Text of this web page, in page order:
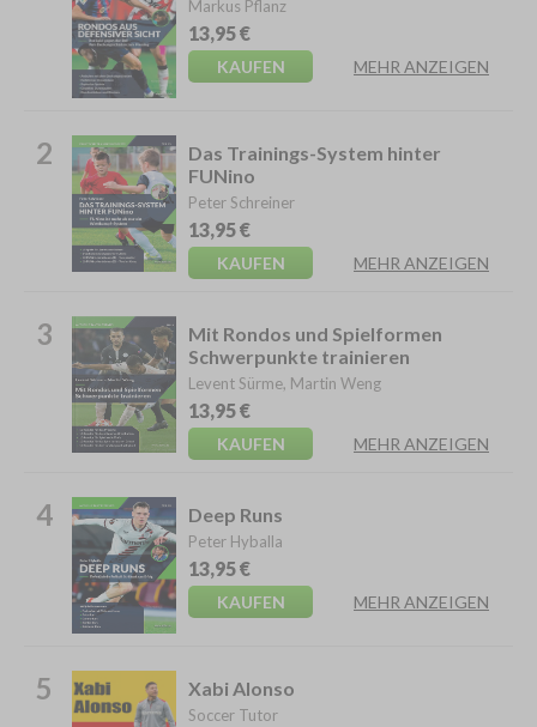
Markus Pflanz
13,95 €
KAUFEN MEHR ANZEIGEN
2
Das Trainings-System hinter
FUNino
Peter Schreiner
13,95 €
KAUFEN MEHR ANZEIGEN
3
Mit Rondos und Spielformen
Schwerpunkte trainieren
Levent Sürme, Martin Weng
13,95 €
KAUFEN MEHR ANZEIGEN
4 Deep Runs
Peter Hyballa
13,95 €
KAUFEN MEHR ANZEIGEN
5 Xabi Alonso
Soccer Tutor